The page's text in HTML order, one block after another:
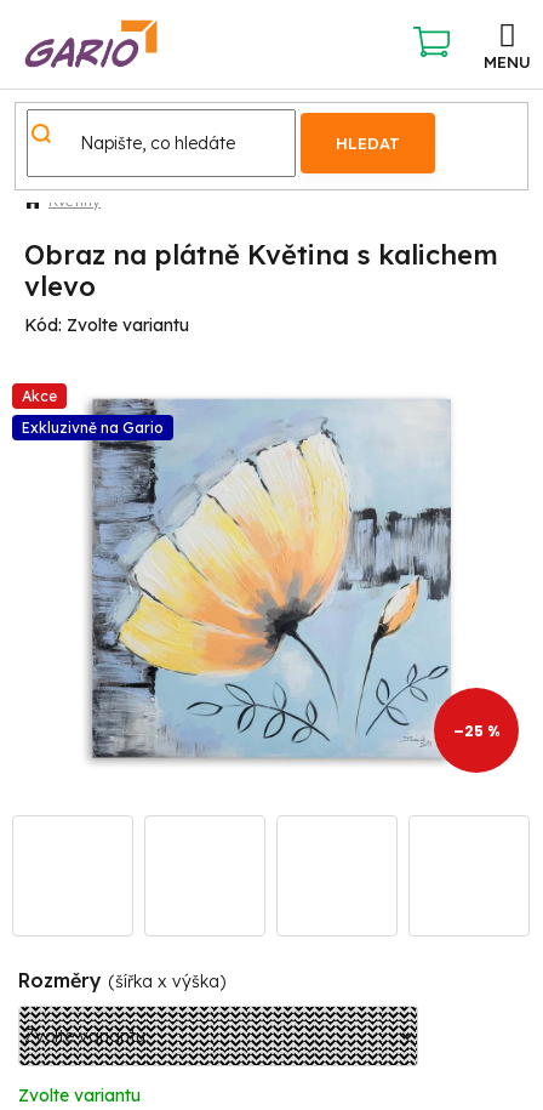
obsah
HLEDAT
NÁKUPNÍ
KOŠÍK
Květiny
Obraz na plátně Květina s kalichem
vlevo
Kód: Zvolte variantu
Akce
Exkluzivně na Gario
–25 %
Rozměry (šířka x výška)
Zvolte variantu